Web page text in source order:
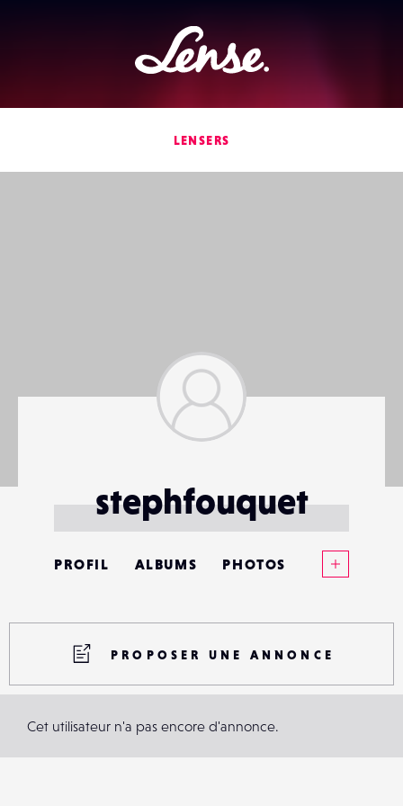
Lense
LENSERS
stephfouquet
PROFIL ALBUMS PHOTOS
CONTACTS
ÉVÉNEMENTS
PROPOSER UNE ANNONCE
Cet utilisateur n'a pas encore d'annonce.